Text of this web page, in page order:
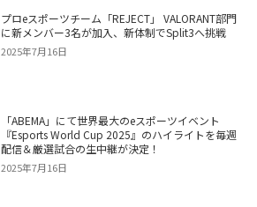
プロeスポーツチーム「REJECT」 VALORANT部門
に新メンバー3名が加入、新体制でSplit3へ挑戦
2025年7月16日
「ABEMA」にて世界最大のeスポーツイベント
『Esports World Cup 2025』のハイライトを毎週
配信＆厳選試合の生中継が決定！
2025年7月16日